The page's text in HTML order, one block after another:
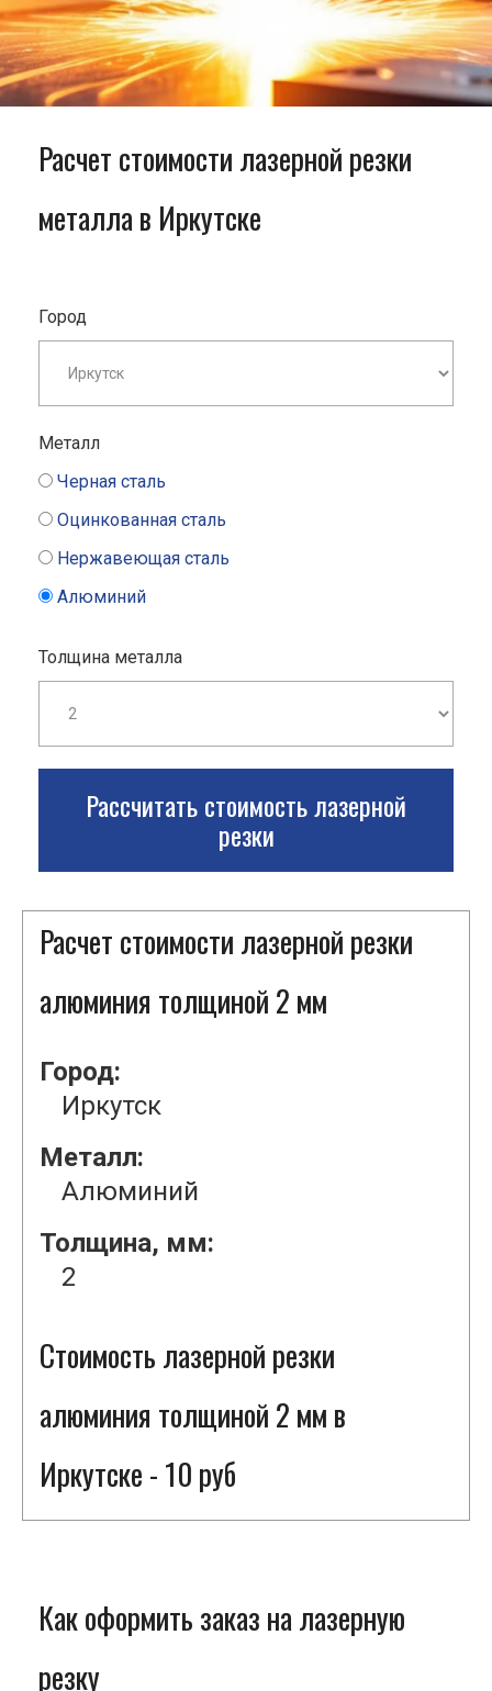
Расчет стоимости лазерной резки
металла в Иркутске
Город
Металл
Черная сталь
Оцинкованная сталь
Нержавеющая сталь
Алюминий
Толщина металла
Рассчитать стоимость лазерной
резки
Расчет стоимости лазерной резки
алюминия толщиной 2 мм
Город:
Иркутск
Металл:
Алюминий
Толщина, мм:
2
Стоимость лазерной резки
алюминия толщиной 2 мм в
Иркутске - 10 руб
Как оформить заказ на лазерную
резку